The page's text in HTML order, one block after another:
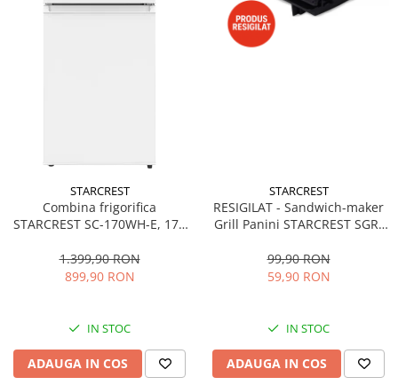
STARCREST
Combina frigorifica
STARCREST SC-170WH-E, 170
Termostat reglabil, Iluminare
LED, Picioare ajustabile, Usi
1.399,90 RON
899,90 RON
IN STOC
ADAUGA IN COS
STARCREST
RESIGILAT - Sandwich-maker
Grill Panini STARCREST SGR-
nonaderente, Deschidere
180°, Suprafata de gatire 23 x
99,90 RON
59,90 RON
IN STOC
ADAUGA IN COS